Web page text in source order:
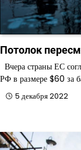
Потолок
Вчера страны ЕС
РФ в размере $60 за
5 декабря 2022